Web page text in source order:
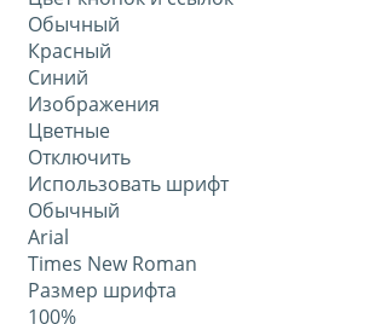
Обычный
Красный
Синий
Изображения
Цветные
Отключить
Использовать шрифт
Обычный
Arial
Times New Roman
Размер шрифта
100%